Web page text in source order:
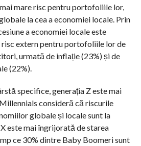
mare risc pentru portofoliile lor,
la cea a economiei locale. Prin
a economiei locale este
extern pentru portofoliile lor de
urmată de inflație (23%) și de
(22%).
specifice, generația Z este mai
consideră că riscurile
globale și locale sunt la
este mai îngrijorată de starea
ce 30% dintre Baby Boomeri sunt